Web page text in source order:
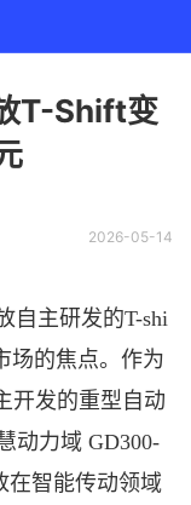
T-Shift变
2026-05-14
自主研发的T-shi
场的焦点。作为
开发的重型自动
动力域 GD300-
在智能传动领域